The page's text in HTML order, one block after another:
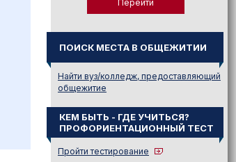
ПОИСК МЕСТА В ОБЩЕЖИТИИ
Найти вуз/колледж, предоставляющий
общежитие
КЕМ БЫТЬ - ГДЕ УЧИТЬСЯ?
ПРОФОРИЕНТАЦИОННЫЙ ТЕСТ
Пройти тестирование